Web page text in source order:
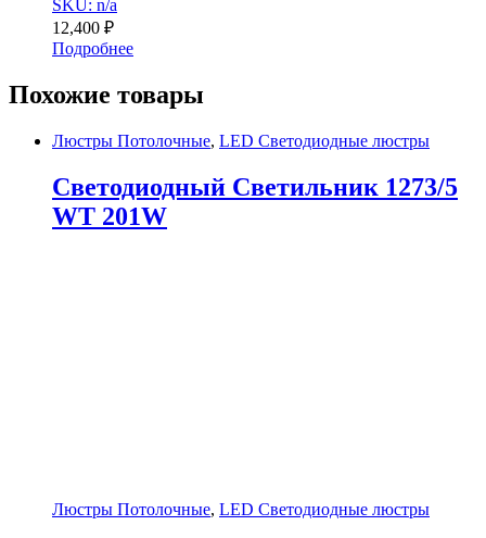
SKU: n/a
12,400 ₽
Подробнее
Похожие товары
Люстры Потолочные, LED Светодиодные люстры
Светодиодный Светильник 1273/5
WT 201W
Люстры Потолочные, LED Светодиодные люстры